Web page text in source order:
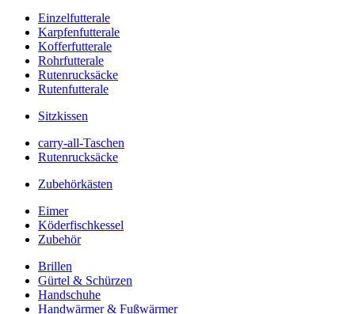
Einzelfutterale
Karpfenfutterale
Kofferfutterale
Rohrfutterale
Rutenrucksäcke
Rutenfutterale
Sitzkissen
carry-all-Taschen
Rutenrucksäcke
Zubehörkästen
Eimer
Köderfischkessel
Zubehör
Brillen
Gürtel & Schürzen
Handschuhe
Handwärmer & Fußwärmer